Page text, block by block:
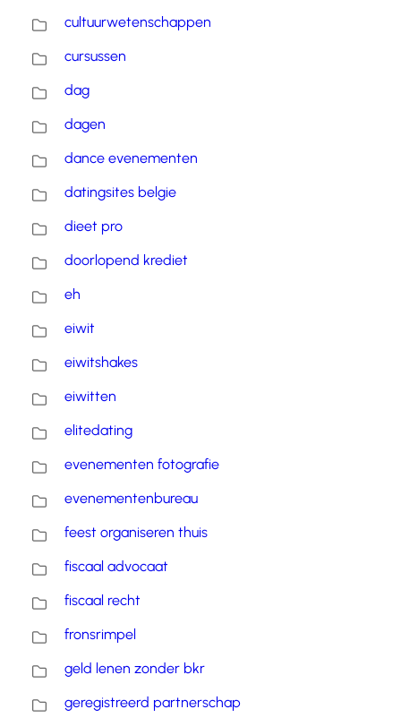
cultuurwetenschappen
cursussen
dag
dagen
dance evenementen
datingsites belgie
dieet pro
doorlopend krediet
eh
eiwit
eiwitshakes
eiwitten
elitedating
evenementen fotografie
evenementenbureau
feest organiseren thuis
fiscaal advocaat
fiscaal recht
fronsrimpel
geld lenen zonder bkr
geregistreerd partnerschap